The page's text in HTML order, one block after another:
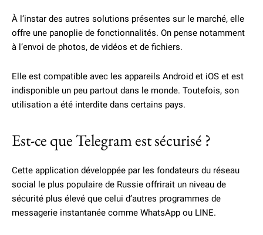
À l’instar des autres solutions présentes sur le marché, elle
offre une panoplie de fonctionnalités. On pense notamment
à l’envoi de photos, de vidéos et de fichiers.
Elle est compatible avec les appareils Android et iOS et est
indisponible un peu partout dans le monde. Toutefois, son
utilisation a été interdite dans certains pays.
Est-ce que Telegram est sécurisé ?
Cette application développée par les fondateurs du réseau
social le plus populaire de Russie offrirait un niveau de
sécurité plus élevé que celui d’autres programmes de
messagerie instantanée comme WhatsApp ou LINE.